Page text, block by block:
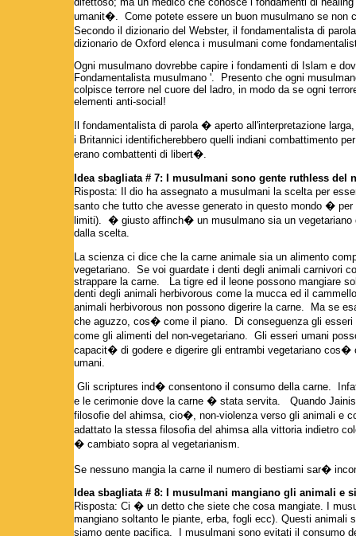
umanit�. Come potete essere un buon musulmano se non
Secondo il dizionario del Webster, il fondamentalista di
dizionario de Oxford elenca i musulmani come
Ogni musulmano dovrebbe capire i fondamenti di Islam e
Fondamentalista musulmano '. Presento che ogni
colpisce terrore nel cuore del ladro, in modo da se ogni
elementi anti-social!
Il fondamentalista di parola � aperto all'interpretazione
i Britannici identificherebbero quelli indiani combattimento
erano combattenti di libert�.
Idea sbagliata # 7: I musulmani sono gente ruthless del
Risposta: Il dio ha assegnato a musulmani la scelta per
santo che tutto che avesse generato in questo mondo �
limiti). � giusto affinch� un musulmano sia un
dalla scelta.
La scienza ci dice che la carne animale sia un alimento
vegetariano. Se voi guardate i denti degli animali carnivori
strappare la carne. La tigre ed il leone possono mangiare
denti degli animali herbivorous come la mucca ed il
animali herbivorous non possono digerire la carne. Ma se
che aguzzo, cos� come il piano. Di conseguenza gli
come gli alimenti del non-vegetariano. Gli esseri umani
capacit� di godere e digerire gli entrambi vegetariano
umani.
Gli scriptures ind� consentono il consumo della carne.
e le cerimonie dove la carne � stata servita. Quando
filosofie del ahimsa, cio�, non-violenza verso gli animali e
adattato la stessa filosofia del ahimsa alla vittoria indietro
� cambiato sopra al vegetarianism.
Se nessuno mangia la carne il numero di bestiami sar�
Idea sbagliata # 8: I musulmani mangiano gli animali e
Risposta: Ci � un detto che siete che cosa mangiate. I
mangiano soltanto le piante, erba, fogli ecc). Questi
siamo gente pacifica. I musulmani sono evitati il consumo